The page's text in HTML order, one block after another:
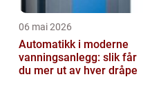
06 mai 2026
Automatikk i moderne
vanningsanlegg: slik får
du mer ut av hver dråpe